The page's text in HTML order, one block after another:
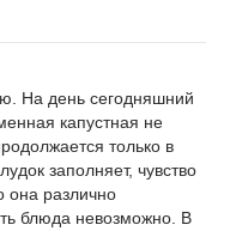
На день сегодняшний
капустная не
только в
заполняет, чувство
она различно
блюда невозможно. В